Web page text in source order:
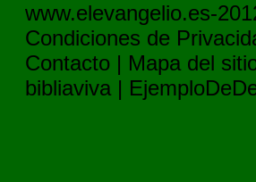
www.elevangelio.es-
Condiciones de
Contacto | Mapa del
bibliaviva |